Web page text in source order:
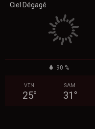
Ciel Dégagé
90 %
VEN
25°
SAM
31 °